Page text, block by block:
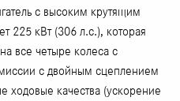
с высоким крутящим
225 кВт (306 л.с.), которая
все четыре колеса с
с двойным сцеплением
ходовые качества (ускорение